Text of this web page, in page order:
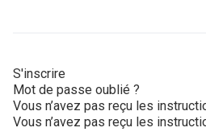
S'inscrire
Mot de passe oublié ?
Vous n’avez pas reçu les
Vous n’avez pas reçu les